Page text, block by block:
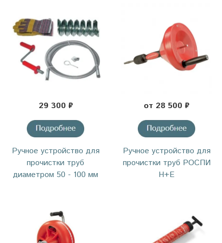
29 300 ₽
Ручное устройство для
прочистки труб
диаметром 50 - 100 мм
от 28 500 ₽
Ручное устройство для
прочистки труб РОСПИ
H+E